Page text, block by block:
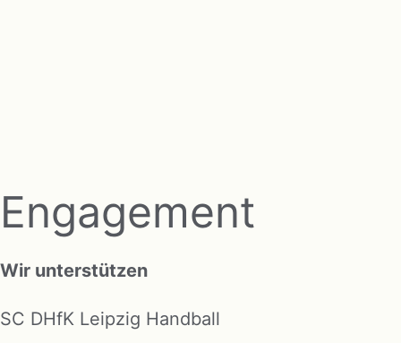
Engagement
Wir unterstützen
SC DHfK Leipzig Handball